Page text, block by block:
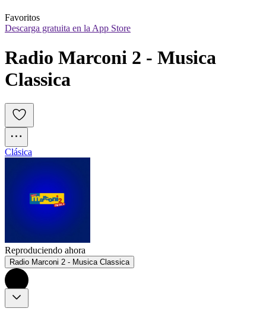
Favoritos
Descarga gratuita en la App Store
Radio Marconi 2 - Musica
Classica
Clásica
Reproduciendo ahora
Radio Marconi 2 - Musica Classica